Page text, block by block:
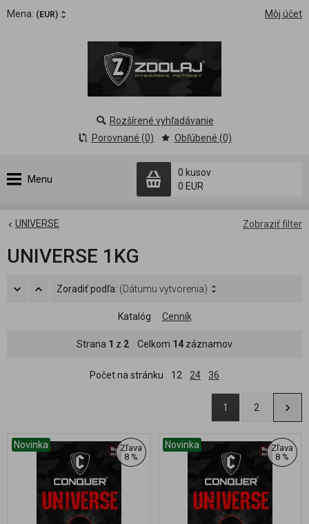
Mena: (EUR) Môj účet
Menu
0 kusov
0 EUR
Rozšírené vyhľadávanie
Porovnané (0)
Obľúbené (0)
Zobraziť filter
UNIVERSE
UNIVERSE 1KG
Zoradiť podľa: (Dátumu vytvorenia)
Katalóg Cenník
Strana 1 z 2 Celkom 14 záznamov
Počet na stránku 12 24 36
1 2
Novinka
Zľava
8 %
Novinka
Zľava
8 %